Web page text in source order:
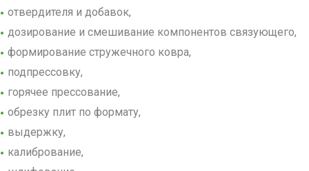
отвердителя и добавок,
дозирование и смешивание компонентов связующего,
формирование стружечного ковра,
подпрессовку,
горячее прессование,
обрезку плит по формату,
выдержку,
калибрование,